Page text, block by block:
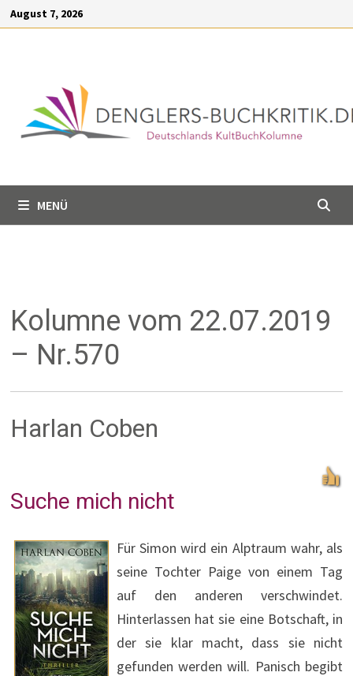
springen
August 7, 2026
MENÜ
Kolumne vom 22.07.2019
– Nr.570
Harlan Coben
Suche mich nicht
Für Simon wird ein Alptraum wahr, als
seine Tochter Paige von einem Tag
auf den anderen verschwindet.
Hinterlassen hat sie eine Botschaft, in
der sie klar macht, dass sie nicht
gefunden werden will. Panisch begibt